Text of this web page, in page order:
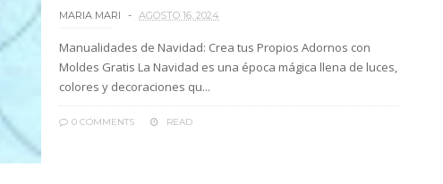
MARIA MARI AGOSTO 16, 2024
Manualidades de Navidad: Crea tus Propios Adornos con
Moldes Gratis La Navidad es una época mágica llena de luces,
colores y decoraciones qu...
0 COMMENTS READ